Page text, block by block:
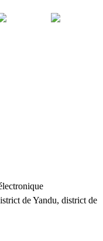
de Yandu, district de